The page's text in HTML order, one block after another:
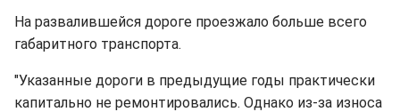
На развалившейся дороге проезжало больше всего
габаритного транспорта.
"Указанные дороги в предыдущие годы практически
капитально не ремонтировались. Однако из-за износа